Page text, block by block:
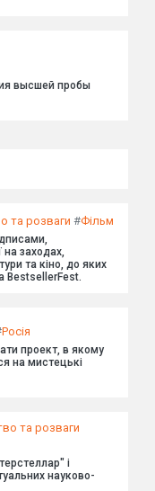
высшей пробы
та розваги #Фільм
на заходах,
та кіно, до яких
BestsellerFest.
Росія
проект, в якому
на мистецькі
та розваги
і
науково-